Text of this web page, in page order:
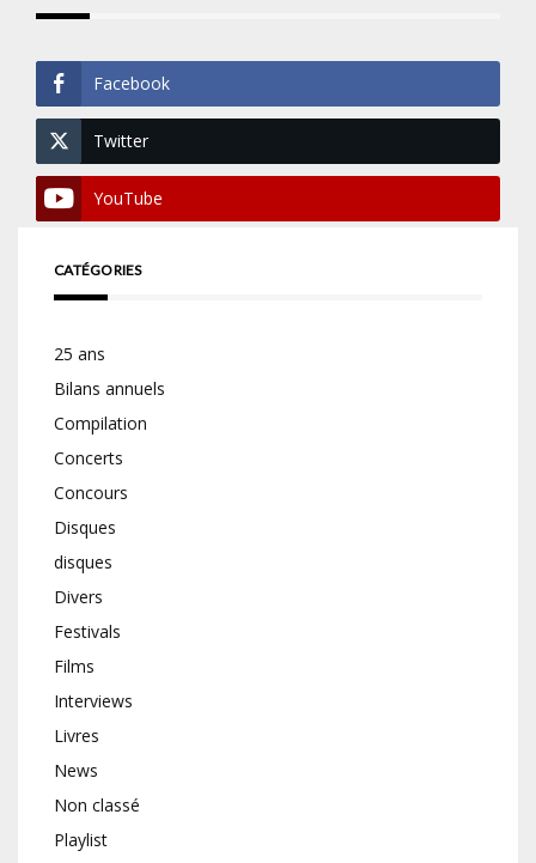
Facebook
Twitter
YouTube
CATÉGORIES
25 ans
Bilans annuels
Compilation
Concerts
Concours
Disques
disques
Divers
Festivals
Films
Interviews
Livres
News
Non classé
Playlist